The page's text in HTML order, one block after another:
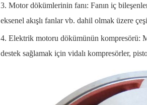
3. Motor dökümlerinin fanı: Fanın iç
eksenel akışlı fanlar vb. dahil olmak üzere
4. Elektrik motoru dökümünün kompresörü:
destek sağlamak için vidalı kompresörler,